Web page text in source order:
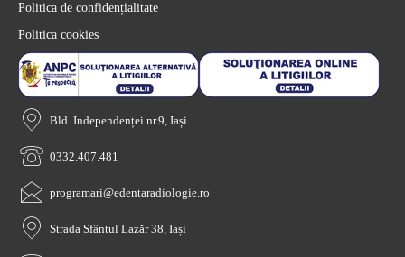
Politica de confidențialitate
Politica cookies
Bld. Independenței nr.9, Iași
0332.407.481
programari@edentaradiologie.ro
Strada Sfântul Lazăr 38, Iași